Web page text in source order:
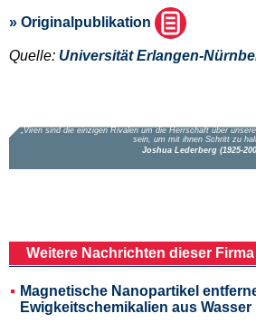
» Originalpublikation
Quelle: Universität Erlangen-
Weitere Nachrichten dieser Firma
Magnetische Nanopartikel
Ewigkeitschemikalien aus Wasser